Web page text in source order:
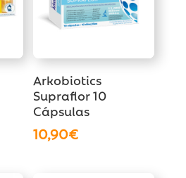
Arkobiotics
Supraflor 10
Cápsulas
10,90€